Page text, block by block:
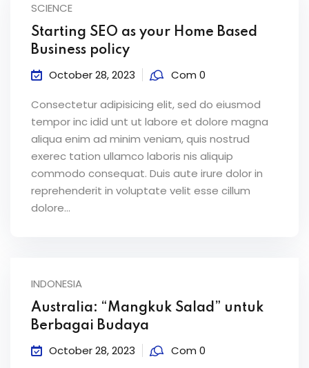
SCIENCE
Starting SEO as your Home Based
Business policy
October 28, 2023 Com 0
Consectetur adipisicing elit, sed do eiusmod
tempor inc idid unt ut labore et dolore magna
aliqua enim ad minim veniam, quis nostrud
exerec tation ullamco laboris nis aliquip
commodo consequat. Duis aute irure dolor in
reprehenderit in voluptate velit esse cillum
dolore...
INDONESIA
Australia: “Mangkuk Salad” untuk
Berbagai Budaya
October 28, 2023 Com 0